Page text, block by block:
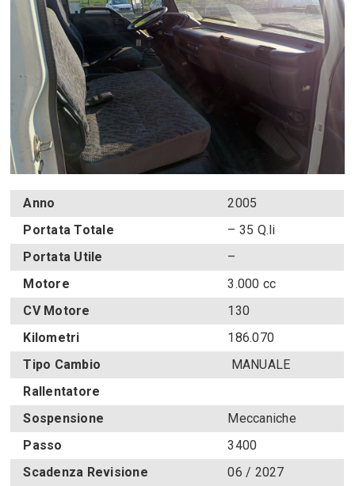
Anno
2005
Portata Totale
– 35 Q.li
Portata Utile
–
Motore
3.000 cc
CV Motore
130
Kilometri
186.070
Tipo Cambio
MANUALE
Rallentatore
Sospensione
Meccaniche
Passo
3400
Scadenza Revisione
06 / 2027